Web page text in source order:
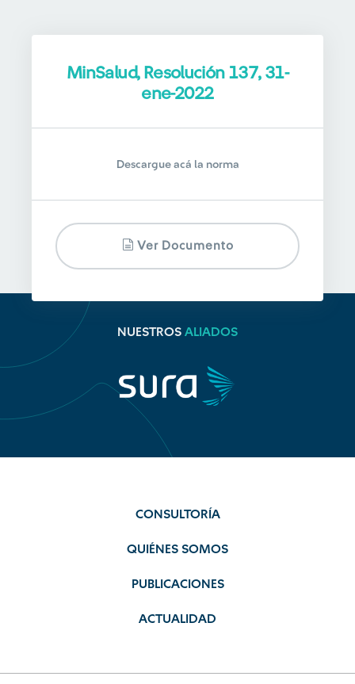
MinSalud, Resolución 137, 31-
ene-2022
Descargue acá la norma
Ver Documento
NUESTROS ALIADOS
CONSULTORÍA
QUIÉNES SOMOS
PUBLICACIONES
ACTUALIDAD